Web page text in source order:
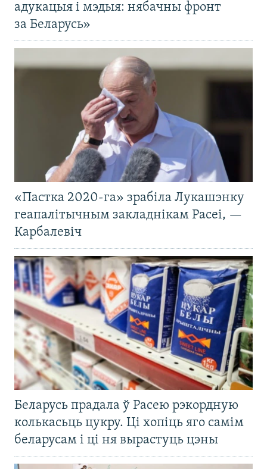
адукацыя і мэдыя: нябачны фронт
за Беларусь»
«Пастка 2020-га» зрабіла Лукашэнку
геапалітычным закладнікам Расеі, —
Карбалевіч
Беларусь прадала ў Расею рэкордную
колькасьць цукру. Ці хопіць яго самім
беларусам і ці ня вырастуць цэны